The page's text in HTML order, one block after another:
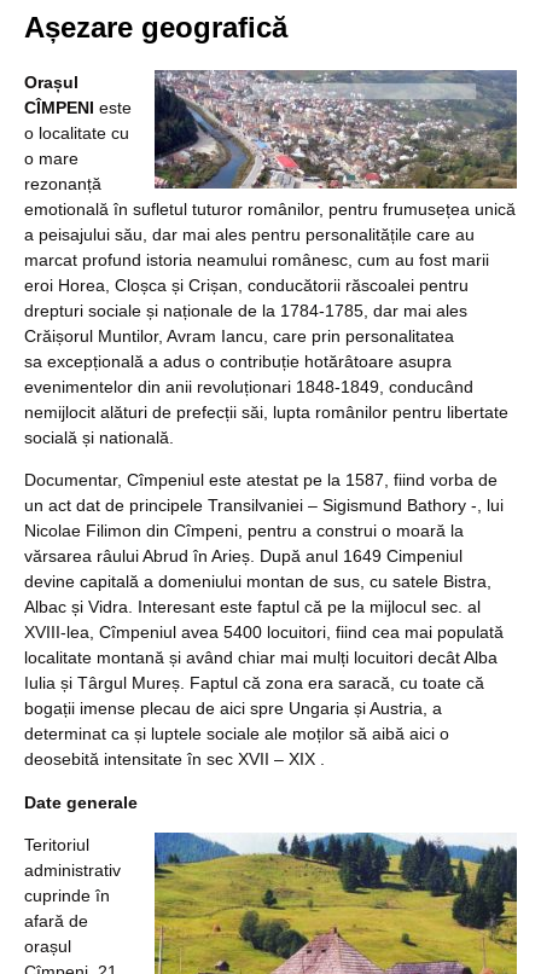
Așezare geografică
Orașul
CÎMPENI este
o localitate cu
o mare
rezonanță
emotională în sufletul tuturor românilor, pentru frumusețea unică
a peisajului său, dar mai ales pentru personalitățile care au
marcat profund istoria neamului românesc, cum au fost marii
eroi Horea, Cloșca și Crișan, conducătorii răscoalei pentru
drepturi sociale și naționale de la 1784-1785, dar mai ales
Crăișorul Muntilor, Avram Iancu, care prin personalitatea
sa excepțională a adus o contribuție hotărâtoare asupra
evenimentelor din anii revoluționari 1848-1849, conducând
nemijlocit alături de prefecții săi, lupta românilor pentru libertate
socială și natională.
Documentar, Cîmpeniul este atestat pe la 1587, fiind vorba de
un act dat de principele Transilvaniei – Sigismund Bathory -, lui
Nicolae Filimon din Cîmpeni, pentru a construi o moară la
vărsarea râului Abrud în Arieș. După anul 1649 Cimpeniul
devine capitală a domeniului montan de sus, cu satele Bistra,
Albac și Vidra. Interesant este faptul că pe la mijlocul sec. al
XVIII-lea, Cîmpeniul avea 5400 locuitori, fiind cea mai populată
localitate montană și având chiar mai mulți locuitori decât Alba
Iulia și Târgul Mureș. Faptul că zona era saracă, cu toate că
bogații imense plecau de aici spre Ungaria și Austria, a
determinat ca și luptele sociale ale moților să aibă aici o
deosebită intensitate în sec XVII – XIX .
Date generale
Teritoriul
administrativ
cuprinde în
afară de
orașul